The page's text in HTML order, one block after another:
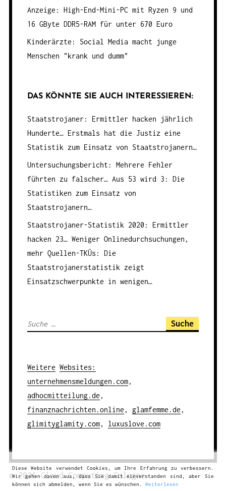
Anzeige: High-End-Mini-PC mit Ryzen 9 und
16 GByte DDR5-RAM für unter 670 Euro
Kinderärzte: Social Media macht junge
Menschen "krank und dumm"
DAS KÖNNTE SIE AUCH INTERESSIEREN:
Staatstrojaner: Ermittler hacken jährlich
Hunderte…Erstmals hat die Justiz eine
Statistik zum Einsatz von Staatstrojanern…
Untersuchungsbericht: Mehrere Fehler
führten zu falscher…Aus 53 wird 3: Die
Statistiken zum Einsatz von
Staatstrojanern…
Staatstrojaner-Statistik 2020: Ermittler
hacken 23…Weniger Onlinedurchsuchungen,
mehr Quellen-TKÜs: Die
Staatstrojanerstatistik zeigt
Einsatzschwerpunkte in wenigen…
S
h
e
n
a
c
Weitere Websites :
unternehmensmeldungen.com,
adhocmitteilung.de ,
finanznachrichten.online , glamfemme.de ,
glimityglamity.com, luxuslove.com
© 2026Cloud ComputingCologne
Diese Website verwendet Cookies, um Ihre Erfahrung zu verbessern.
Wir gehen davon aus, dass Sie damit einverstanden sind, aber Sie
können sich abmelden, wenn Sie es wünschen. Weiterlesen